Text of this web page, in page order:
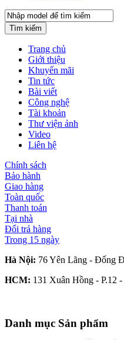
Tìm kiếm
Trang chủ
Giới thiệu
Khuyến mãi
Tin tức
Bài viết
Công nghệ
Tài khoản
Thư viện ảnh
Video
Liên hệ
Chính sách
Bảo hành
Giao hàng
Toàn quốc
Thanh toán
Tại nhà
Đổi trả hàng
Trong 15 ngày
Hà Nội: 76 Yên Lãng - Đống
HCM: 131 Xuân Hồng - P.12
Danh mục Sản phẩm